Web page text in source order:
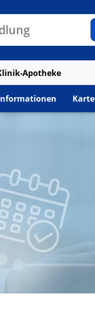
Apotheke
Karte